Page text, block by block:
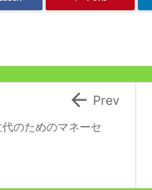
代のためのマネーセ
 Prev